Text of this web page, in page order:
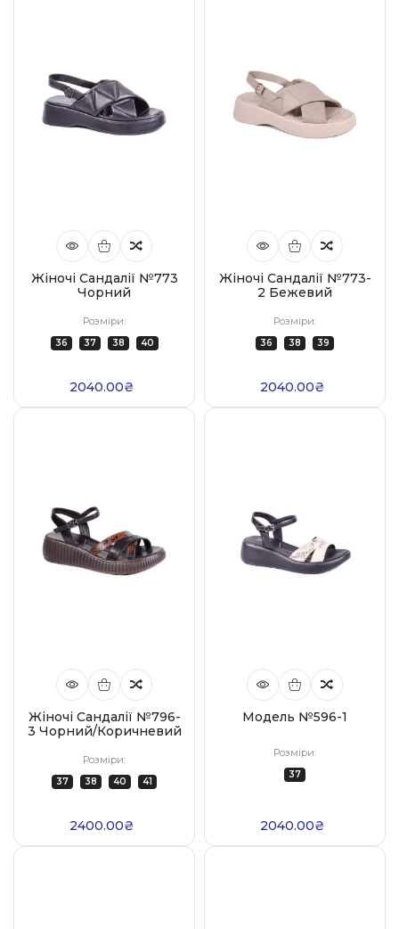
Жіночі Сандалії №773
Чорний
Розміри:
36 37 38 40
2040.00₴
Жіночі Сандалії №773-
2 Бежевий
Розміри:
36 38 39
2040.00₴
Жіночі Сандалії №796-
3 Чорний/коричневий
Розміри:
37 38 40 41
2400.00₴
Модель №596-1
Розміри:
37
2040.00₴